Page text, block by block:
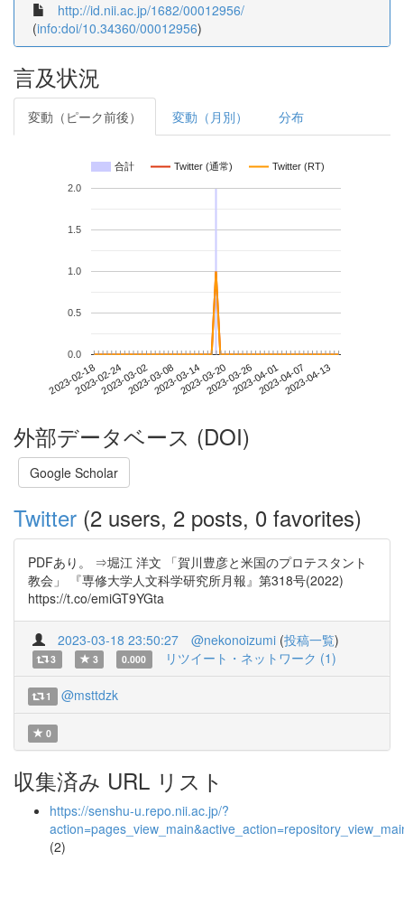
http://id.nii.ac.jp/1682/00012956/
(info:doi/10.34360/00012956)
言及状況
変動（ピーク前後） 変動（月別） 分布
合計 Twitter (通常) Twitter (RT)
2023-02-182023-02-242023-03-022023-03-082023-03-142023-03-202023-03-262023-04-012023-04-072023-04-13
0.0
0.5
1.0
1.5
2.0
外部データベース (DOI)
Google Scholar
Twitter (2 users, 2 posts, 0 favorites)
PDFあり。 ⇒堀江 洋文 「賀川豊彦と米国のプロテスタント
教会」 『専修大学人文科学研究所月報』第318号(2022)
https://t.co/emiGT9YGta
2023-03-18 23:50:27 @nekonoizumi (投稿一覧)
3 3 0.000 リツイート・ネットワーク (1)
1 @msttdzk
0
収集済み URL リスト
https://senshu-u.repo.nii.ac.jp/?
(2)